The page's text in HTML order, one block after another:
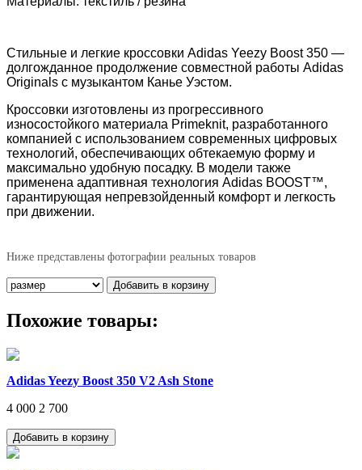
Стильные и легкие кроссовки Adidas Yeezy Boost 350 —
долгожданное продолжение совместной работы Adidas
Originals с музыкантом Канье Уэстом.
Кроссовки изготовлены из прогрессивного
износостойкого материала Primeknit, разработанного
компанией с использованием современных цифровых
технологий, обеспечивающих обтекаемую форму и
максимально удобную посадку. В модели также
применена адаптивная технология Аdidas BOOST™,
гарантирующая непревзойденный комфорт и легкость
при движении.
Ниже представлены фотографии реальных товаров
Похожие товары:
Adidas Yeezy Boost 350 V2 Ash Stone
4 000 2 700